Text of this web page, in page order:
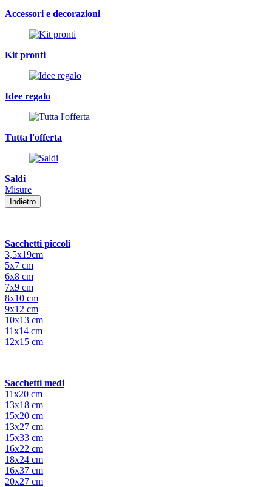
Accessori e decorazioni
Kit pronti
Idee regalo
Tutta l'offerta
Saldi
Misure
Indietro
Sacchetti piccoli
3,5x19cm
5x7 cm
6x8 cm
7x9 cm
8x10 cm
9x12 cm
10x13 cm
11x14 cm
12x15 cm
Sacchetti medi
11x20 cm
13x18 cm
15x20 cm
13x27 cm
15x33 cm
16x22 cm
18x24 cm
16x37 cm
20x27 cm